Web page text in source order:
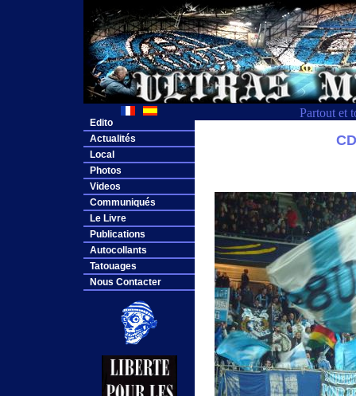
Partout et
Edito
Actualités
Local
Photos
Videos
Communiqués
Le Livre
Publications
Autocollants
Tatouages
Nous Contacter